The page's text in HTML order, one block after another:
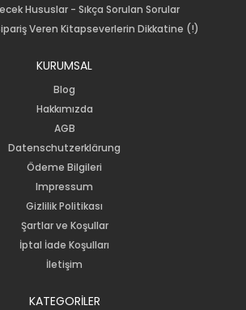
Hususlar - Sıkça Sorulan Sorular
Veren Kitapseverlerin Dikkatine (!)
KURUMSAL
Blog
Hakkımızda
AGB
Datenschutzerklärung
Ödeme Bilgileri
Impressum
Gizlilik Politikası
Şartlar ve Koşullar
İptal İade Koşulları
İletişim
KATEGORİLER